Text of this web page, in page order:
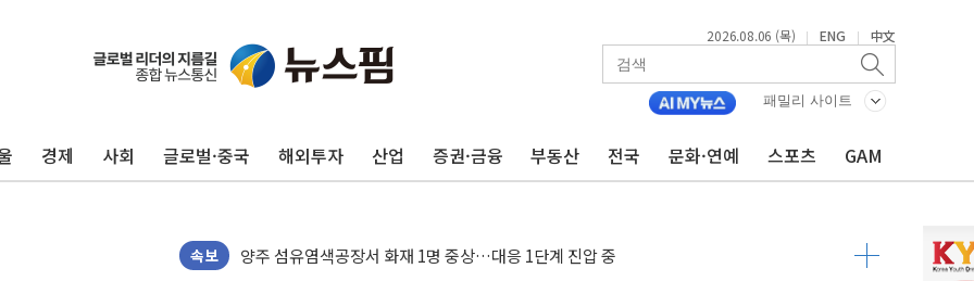
2026.08.06 (목) | ENG | 中文
패밀리 사이트
경제 사회 글로벌·중국 해외투자 산업 증권·금융 부동산 전국 문화·연예 스포츠 GAM
속보
[베트남 증시] 지수 하락 속 'DGC' 임시 주총 기대감에 홀로 상한가…마진 잔액은 사상 최고
'월가의 황제' 다이먼 "금융시장 레버리지 위험수위…숨은 차입이 더 큰 변수"
김정관 산업부 장관 "주 52시간 손봐야, 경쟁상대 中과 비교해야"